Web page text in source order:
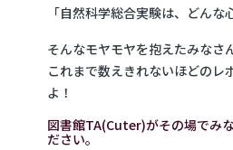
「自然科学総合実験は、どん
そんなモヤモヤを抱えたみなさ
これまで数えきれないほどの
よ！
図書館TA(Cuter)がその場でみ
ださい。